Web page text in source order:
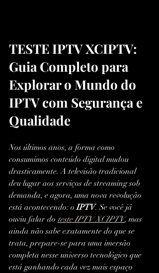
TESTE IPTV XCIPTV:
Guia Completo para
Explorar o Mundo do
IPTV com Segurança e
Qualidade
Nos últimos anos, a forma como
consumimos conteúdo digital mudou
drasticamente. A televisão tradicional
deu lugar aos serviços de streaming sob
demanda, e agora, uma nova revolução
está acontecendo: o IPTV. Se você já
ouviu falar do teste IPTV XCIPTV, mas
ainda não sabe exatamente do que se
trata, prepare-se para uma imersão
completa nesse universo tecnológico que
está ganhando cada vez mais espaço